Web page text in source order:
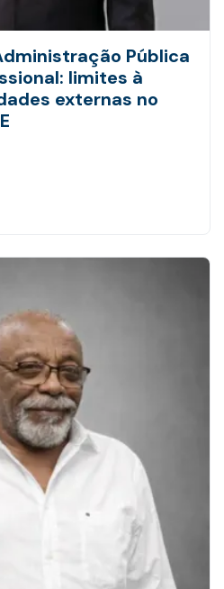
Pública
limites à
externas no